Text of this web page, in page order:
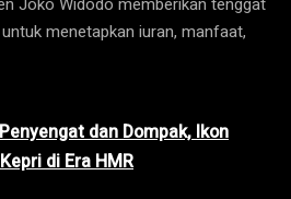
menetapkan iuran, manfaat,
dan Dompak, Ikon
di Era HMR